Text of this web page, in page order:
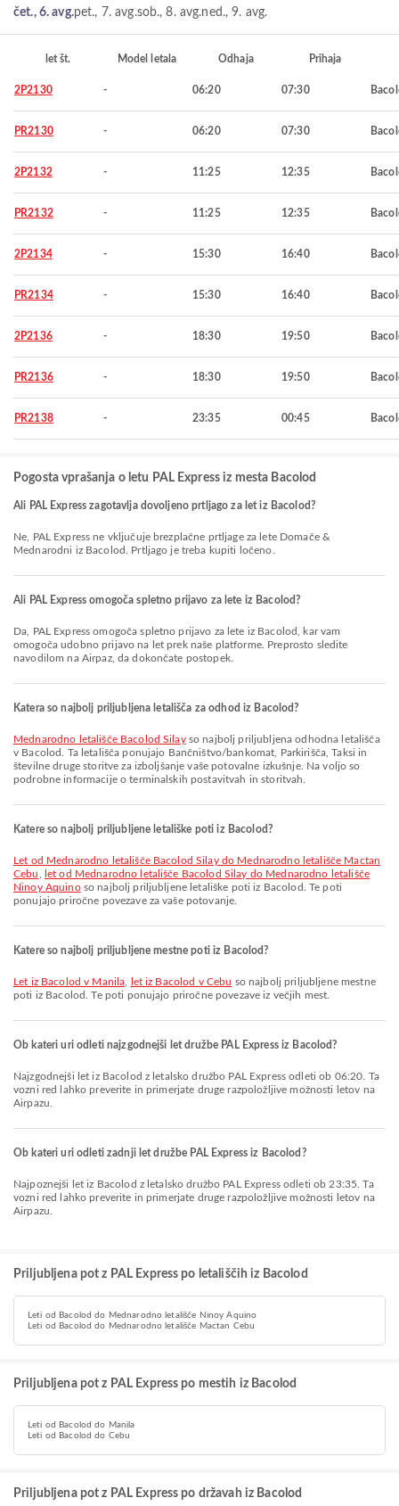
čet., 6. avg.pet., 7. avg.sob., 8. avg.ned., 9. avg.
let št. Model letala Odhaja Prihaja
2P2130 - 06:20 07:30
PR2130 - 06:20 07:30
2P2132 - 11:25 12:35
PR2132 - 11:25 12:35
2P2134 - 15:30 16:40
PR2134 - 15:30 16:40
2P2136 - 18:30 19:50
PR2136 - 18:30 19:50
PR2138 - 23:35 00:45
Pogosta vprašanja o letu PAL Express iz mesta Bacolod
Ali PAL Express zagotavlja dovoljeno prtljago za let iz Bacolod?
Ne, PAL Express ne vključuje brezplačne prtljage za lete Domače &
Mednarodni iz Bacolod. Prtljago je treba kupiti ločeno.
Ali PAL Express omogoča spletno prijavo za lete iz Bacolod?
Da, PAL Express omogoča spletno prijavo za lete iz Bacolod, kar vam
omogoča udobno prijavo na let prek naše platforme. Preprosto sledite
navodilom na Airpaz, da dokončate postopek.
Katera so najbolj priljubljena letališča za odhod iz Bacolod?
Mednarodno letališče Bacolod Silayso najbolj priljubljena odhodna letališča
v Bacolod. Ta letališča ponujajo Bančništvo/bankomat, Parkirišča, Taksi in
številne druge storitve za izboljšanje vaše potovalne izkušnje. Na voljo so
podrobne informacije o terminalskih postavitvah in storitvah.
Katere so najbolj priljubljene letališke poti iz Bacolod?
let od Mednarodno letališče Bacolod Silay do Mednarodno letališče Mactan
Cebu
let od Mednarodno letališče Bacolod Silay do Mednarodno letališče
Ninoy Aquinoso najbolj priljubljene letališke poti iz Bacolod. Te poti
ponujajo priročne povezave za vaše potovanje.
Katere so najbolj priljubljene mestne poti iz Bacolod?
let iz Bacolod v Manila let iz Bacolod v Cebu so najbolj priljubljene mestne
poti iz Bacolod. Te poti ponujajo priročne povezave iz večjih mest.
Ob kateri uri odleti najzgodnejši let družbe PAL Express iz Bacolod?
Najzgodnejši let iz Bacolod z letalsko družbo PAL Express odleti ob 06:20. Ta
vozni red lahko preverite in primerjate druge razpoložljive možnosti letov na
Airpazu.
Ob kateri uri odleti zadnji let družbe PAL Express iz Bacolod?
Najpoznejši let iz Bacolod z letalsko družbo PAL Express odleti ob 23:35. Ta
vozni red lahko preverite in primerjate druge razpoložljive možnosti letov na
Airpazu.
Priljubljena pot z PAL Express po letališčih iz Bacolod
Leti od Bacolod do Mednarodno letališče Ninoy Aquino
Leti od Bacolod do Mednarodno letališče Mactan Cebu
Priljubljena pot z PAL Express po mestih iz Bacolod
Leti od Bacolod do Manila
Leti od Bacolod do Cebu
Priljubljena pot z PAL Express po državah iz Bacolod